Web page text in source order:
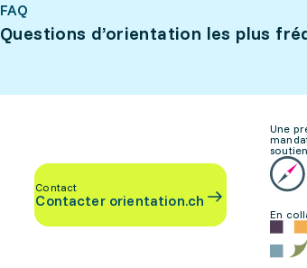
FAQ
Questions d’orientation les plus
Contact
Contacter orientation.ch
Une
En